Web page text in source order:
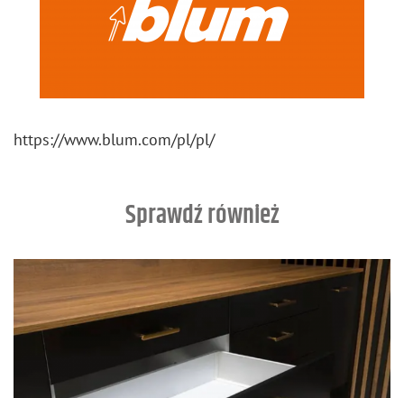
https://​www.​blum.​com/​pl/​pl/
Sprawdź również